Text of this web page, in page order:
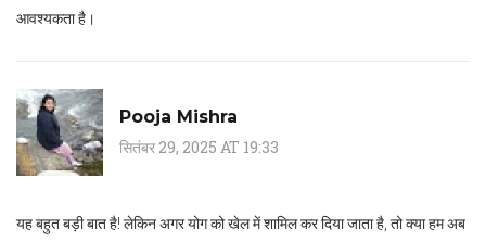
आवश्यकता है।
Pooja Mishra
सितंबर 29, 2025 AT 19:33
यह बहुत बड़ी बात है! लेकिन अगर योग को खेल में शामिल कर दिया जाता है, तो क्या हम अब